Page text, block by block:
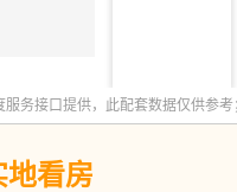
地看房